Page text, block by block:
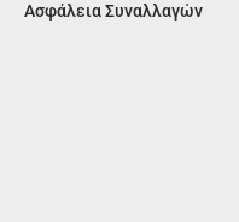
Ασφάλεια Συναλλαγών